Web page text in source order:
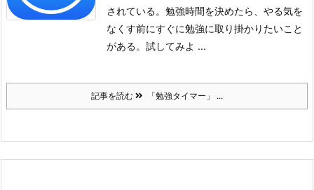
されている。 勉強時間を決めたら、やる気を
なくす前にすぐに勉強に取り掛かりたいこと
がある。試してみよ ...
記事を読む 「勉強タイマー」 ...